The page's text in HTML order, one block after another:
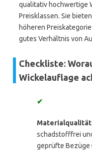
qualitativ hochwertige
Preisklassen. Sie
höheren
gutes Verhältnis von
Checkliste:
Wickelauflage
✔
schadstofffrei
geprüfte Bezüge